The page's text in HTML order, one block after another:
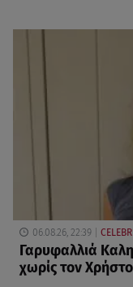
06.08.26, 22:39
Γαρυφαλλιά
χωρίς τον